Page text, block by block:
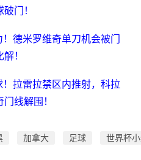
门！
德米罗维奇单刀机会被门
！
拉雷拉禁区内推射，科拉
线解围！
加拿大 足球 世界杯